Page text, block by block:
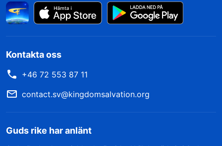
Kontakta oss
+46 72 553 87 11
contact.sv@kingdomsalvation.org
Guds rike har anlänt